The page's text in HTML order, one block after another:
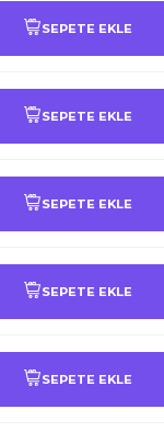
SEPETE EKLE
SEPETE EKLE
SEPETE EKLE
SEPETE EKLE
SEPETE EKLE